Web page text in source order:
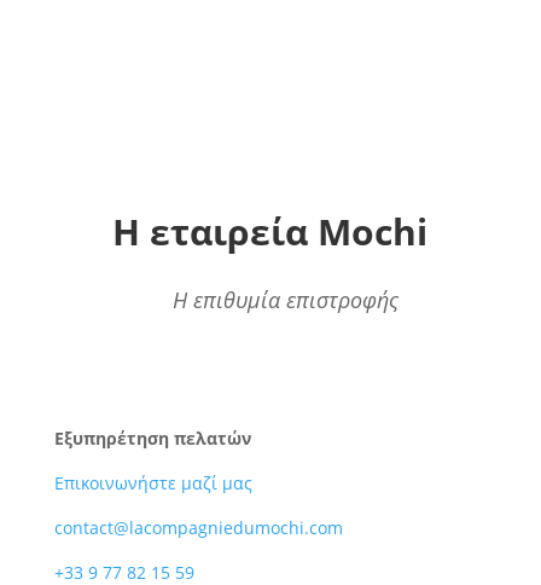
Η εταιρεία Mochi
Η επιθυμία επιστροφής
Εξυπηρέτηση πελατών
Επικοινωνήστε μαζί μας
contact@lacompagniedumochi.com
+33 9 77 82 15 59